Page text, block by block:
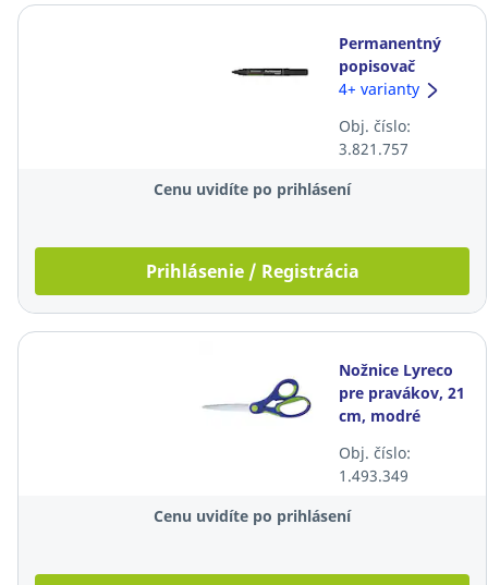
Permanentný
popisovač
Centropen 8566,
čierny
4+ varianty
Obj. číslo:
3.821.757
Cenu uvidíte po prihlásení
Prihlásenie / Registrácia
Nožnice Lyreco
pre pravákov, 21
cm, modré
Obj. číslo:
1.493.349
Cenu uvidíte po prihlásení